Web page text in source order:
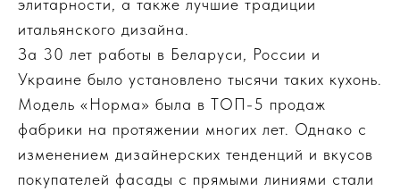
элитарности, а также лучшие традиции
итальянского дизайна.
За 30 лет работы в Беларуси, России и
Украине было установлено тысячи таких кухонь.
Модель «Норма» была в ТОП-5 продаж
фабрики на протяжении многих лет. Однако с
изменением дизайнерских тенденций и вкусов
покупателей фасады с прямыми линиями стали